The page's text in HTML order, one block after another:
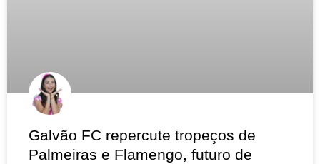
Galvão FC repercute tropeços de
Palmeiras e Flamengo, futuro de